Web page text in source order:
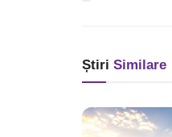
Știri Similare